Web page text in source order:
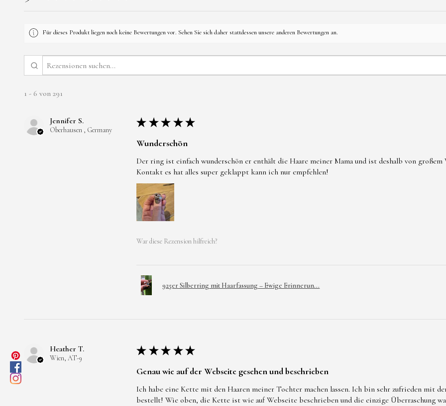
Für dieses Produkt liegen noch keine Bewertungen vor. Sehen Sie sich daher stattdessen unsere anderen Bewertungen an.
1 - 6 von 291
Jennifer S.
Oberhausen , Germany
★ ★ ★ ★ ★
Wunderschön
Der ring ist einfach wunderschön er enthält die Haare meiner Mama und ist deshalb von
Kontakt es hat alles super geklappt kann ich nur empfehlen!
War diese Rezension hilfreich?
925er Silberring mit Haarfassung – Ewige Erinnerun...
Heather T.
Wien, AT-9
★ ★ ★ ★ ★
Genau wie auf der Webseite gesehen und beschrieben
Ich habe eine Kette mit den Haaren meiner Tochter machen lassen. Ich bin sehr zufrieden mit
bestellt! Wie oben, die Kette ist wie auf Webseite beschrieben und die einzige Überraschung